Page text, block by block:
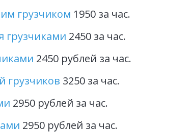
грузчиком 1950 за час.
грузчиками 2450 за час.
2450 рублей за час.
грузчиков 3250 за час.
2950 рублей за час.
2950 рублей за час.